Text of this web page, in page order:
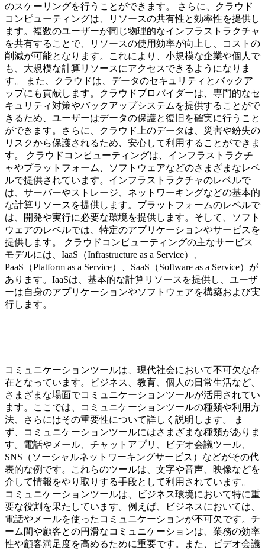
のスケーリングを行うことができます。 さらに、クラウド
コンピューティングは、リソースの共有性と効率性を提供し
ます。複数のユーザーが同じ物理的なインフラストラクチャ
を共有することで、リソースの使用効率が向上し、コストの
削減が可能となります。これにより、小規模な企業や個人で
も、大規模な計算リソースにアクセスできるようになりま
す。 また、クラウドは、データのセキュリティとバックア
ップにも貢献します。クラウドプロバイダーは、専門的なセ
キュリティ対策やバックアップシステムを提供することがで
きるため、ユーザーはデータの保護と復旧を確実に行うこと
ができます。さらに、クラウド上のデータは、災害や紛失の
リスクから保護されるため、安心して利用することができま
す。 クラウドコンピューティングは、インフラストラクチ
ャやプラットフォーム、ソフトウェアなどのさまざまなレベ
ルで提供されています。インフラストラクチャのレベルで
は、サーバーやストレージ、ネットワーキングなどの基本的
な計算リソースを提供します。プラットフォームのレベルで
は、開発や実行に必要な環境を提供します。そして、ソフト
ウェアのレベルでは、特定のアプリケーションやサービスを
提供します。 クラウドコンピューティングの主なサービス
モデルには、IaaS（Infrastructure as a Service）、
PaaS（Platform as a Service）、SaaS（Software as a Service）が
あります。IaaSは、基本的な計算リソースを提供し、ユーザ
ーは自身のアプリケーションやソフトウェアを構築および実
行します。
コミュニケーションツールは、現代社会において不可欠な存
在となっています。ビジネス、教育、個人の日常生活など、
さまざまな場面でコミュニケーションツールが活用されてい
ます。ここでは、コミュニケーションツールの種類や利用方
法、さらにはその重要性について詳しく説明します。 ま
ず、コミュニケーションツールにはさまざまな種類がありま
す。電話やメール、チャットアプリ、ビデオ会議ツール、
SNS（ソーシャルネットワーキングサービス）などがその代
表的な例です。これらのツールは、文字や音声、映像などを
介して情報をやり取りする手段として利用されています。
コミュニケーションツールは、ビジネス環境において特に重
要な役割を果たしています。例えば、ビジネスにおいては、
電話やメールを使ったコミュニケーションが不可欠です。チ
ーム間や顧客との円滑なコミュニケーションは、業務の効率
性や顧客満足度を高めるために重要です。また、ビデオ会議